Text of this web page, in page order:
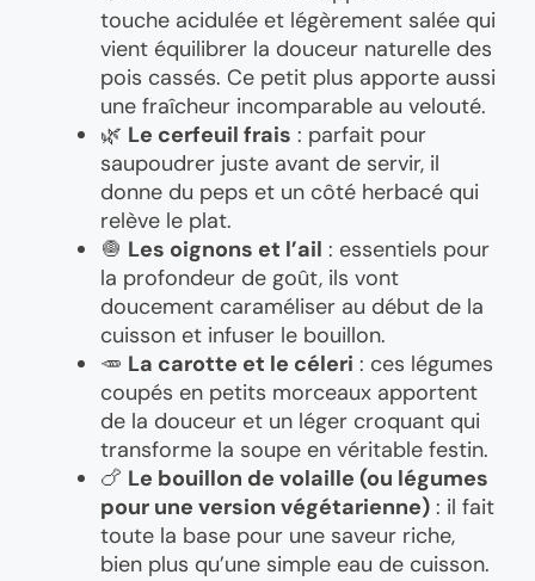
touche acidulée et légèrement salée qui
vient équilibrer la douceur naturelle des
pois cassés. Ce petit plus apporte aussi
une fraîcheur incomparable au velouté.
🌿 Le cerfeuil frais : parfait pour
saupoudrer juste avant de servir, il
donne du peps et un côté herbacé qui
relève le plat.
🧅 Les oignons et l’ail : essentiels pour
la profondeur de goût, ils vont
doucement caraméliser au début de la
cuisson et infuser le bouillon.
🥕 La carotte et le céleri : ces légumes
coupés en petits morceaux apportent
de la douceur et un léger croquant qui
transforme la soupe en véritable festin.
🍗 Le bouillon de volaille (ou légumes
pour une version végétarienne) : il fait
toute la base pour une saveur riche,
bien plus qu’une simple eau de cuisson.